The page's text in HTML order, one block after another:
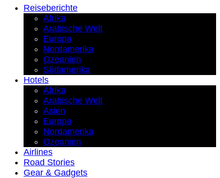
Reiseberichte
Afrika
Arabische Welt
Europa
Nordamerika
Ozeanien
Südamerika
Hotels
Afrika
Arabische Welt
Asien
Europa
Nordamerika
Ozeanien
Airlines
Road Stories
Gear & Gadgets